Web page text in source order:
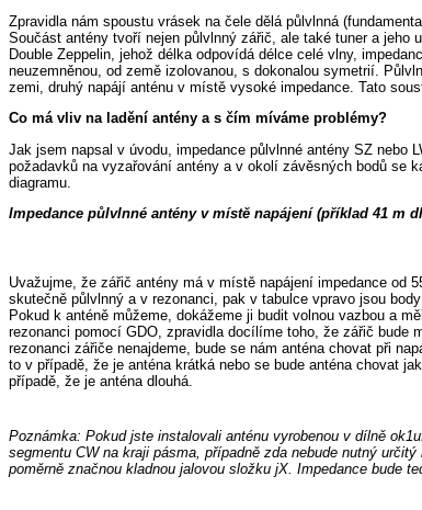
Zpravidla nám spoustu vrásek na čele dělá půlvlnná
Součást antény tvoří nejen půlvlnný zářič, ale také tuner a
Double Zeppelin, jehož délka odpovídá délce celé vlny,
neuzemněnou, od země izolovanou, s dokonalou symetrií.
zemi, druhý napájí anténu v místě vysoké impedance. Tato
Co má vliv na ladění antény a s čím míváme problémy?
Jak jsem napsal v úvodu, impedance půlvlnné antény SZ
požadavků na vyzařování antény a v okolí závěsných bodů se
diagramu.
Impedance půlvlnné antény v místě napájení (příklad 41 m
Uvažujme, že zářič antény má v místě napájení impedance od
skutečně půlvlnný a v rezonanci, pak v tabulce vpravo jsou
Pokud k anténě můžeme, dokážeme ji budit volnou vazbou a
rezonanci pomocí GDO, zpravidla docílíme toho, že zářič bude
rezonanci zářiče nenajdeme, bude se nám anténa chovat při
to v případě, že je anténa krátká nebo se bude anténa chovat
případě, že je anténa dlouhá.
Poznámka: Pokud jste instalovali anténu vyrobenou v dílně
segmentu CW na kraji pásma, případně zda nebude nutný
poměrně značnou kladnou jalovou složku jX. Impedance bude